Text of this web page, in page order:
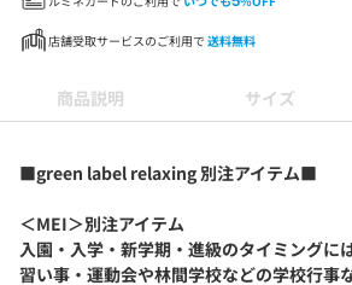
店舗受取サービスのご利用で 送料無料
商品説明 サイズ
■green label relaxing 別注アイテム■
＜MEI＞別注アイテム
入園・入学・新学期・進級のタイミングに
習い事・運動会や林間学校などの学校行事